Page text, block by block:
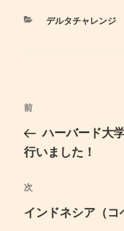
カ
デルタチャレンジ
投
ナ
ゲ
ー
過
去
の
稿
前
ハーバード大
行いました！
次
の
次
インドネシア（コ